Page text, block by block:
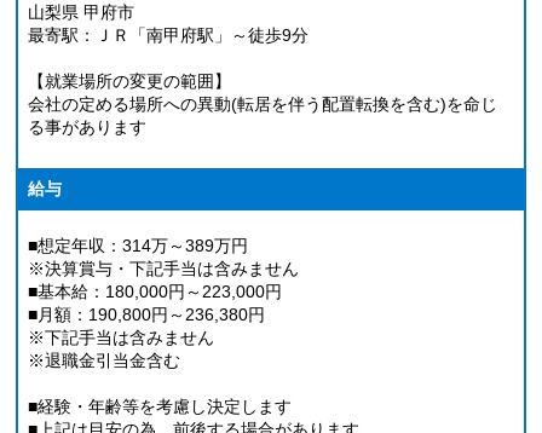
山梨県 甲府市
最寄駅：ＪＲ「南甲府駅」～徒歩9分
【就業場所の変更の範囲】
会社の定める場所への異動(転居を伴う配置転換を含む)を命じ
る事があります
給与
■想定年収：314万～389万円
※決算賞与・下記手当は含みません
■基本給：180,000円～223,000円
■月額：190,800円～236,380円
※下記手当は含みません
※退職金引当金含む
■経験・年齢等を考慮し決定します